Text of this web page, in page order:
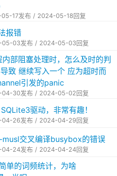
17发布 / 2024-05-18回复
报错
05-03发布 / 2024-05-03回复
部阻塞处理时，怎么及时的判
致 继续写入一个 应为超时而
引发的panic
04-30发布 / 2024-05-02回复
驱动，非常有趣！
04-26发布 / 2024-04-29回复
交叉编译busybox的错误
04-24发布 / 2024-04-24回复
单的词频统计，为啥